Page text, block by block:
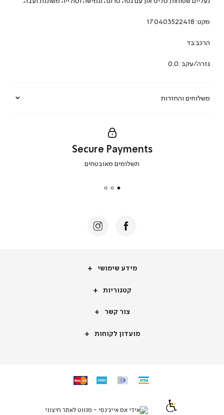
משלוחים והחזרות
מקט: 170403522418
הרכב:בד
גזרה/עקב :0.0
secure
Secure Payments
תשלומים מאובטחים
מידע
מידע שימושי
קטגוריותקטגוריות
צור
צור קשר
מועדון
מועדון לקוחות